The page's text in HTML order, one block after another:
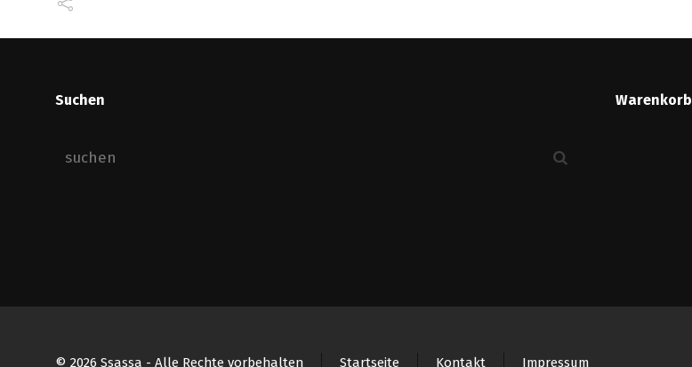
Suchen Warenkorb
© 2026 Ssassa - Alle Rechte vorbehalten Startseite Kontakt Impressum